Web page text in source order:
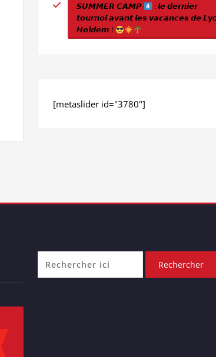
𝙎𝙐𝙈𝙈𝙀𝙍 𝘾𝘼𝙈𝙋
: 𝙡𝙚 𝙙𝙚𝙧𝙣𝙞𝙚𝙧
𝙩𝙤𝙪𝙧𝙣𝙤𝙞 𝙖𝙫𝙖𝙣𝙩 𝙡𝙚𝙨 𝙫𝙖𝙘𝙖𝙣𝙘𝙚𝙨 𝙙𝙚
𝙃𝙤𝙡𝙙𝙚𝙢 !
[metaslider id="3780"]